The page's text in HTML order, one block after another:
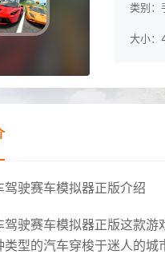
类别：
大小：
驾驶赛车模拟器正版介绍
驾驶赛车模拟器正版这款游
类型的汽车穿梭于迷人的